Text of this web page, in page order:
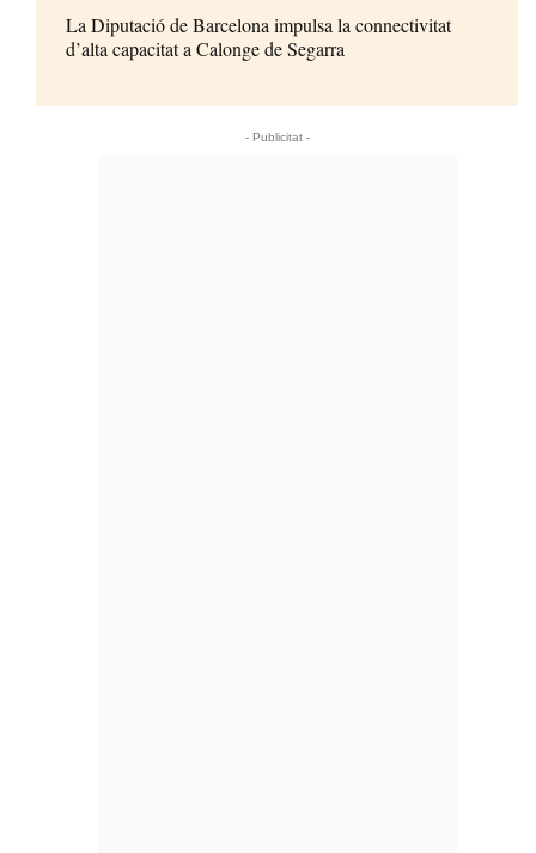
La Diputació de Barcelona impulsa la connectivitat
d’alta capacitat a Calonge de Segarra
- Publicitat -